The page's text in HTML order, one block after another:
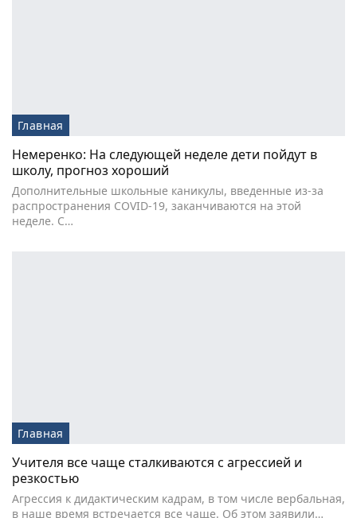
Главная
Немеренко: На следующей неделе дети пойдут в
школу, прогноз хороший
Дополнительные школьные каникулы, введенные из-за
распространения COVID-19, заканчиваются на этой
неделе. С…
Главная
Учителя все чаще сталкиваются с агрессией и
резкостью
Агрессия к дидактическим кадрам, в том числе вербальная,
в наше время встречается все чаще. Об этом заявили…